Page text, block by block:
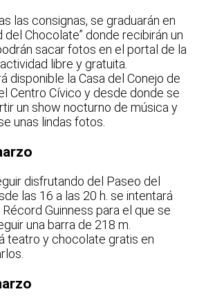
las consignas, se graduarán en
del Chocolate” donde recibirán un
sacar fotos en el portal de la
libre y gratuita.
disponible la Casa del Conejo de
Centro Cívico y desde donde se
un show nocturno de música y
unas lindas fotos.
disfrutando del Paseo del
las 16 a las 20 h. se intentará
Guinness para el que se
una barra de 218 m.
teatro y chocolate gratis en